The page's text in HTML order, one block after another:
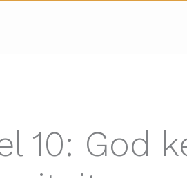
10: God